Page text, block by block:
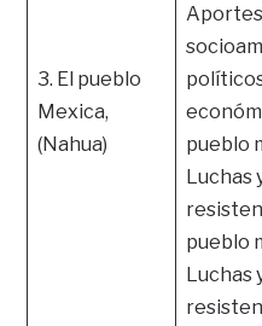
3. El pueblo
Mexica,
(Nahua)
Aportes
pueblo
Luchas
pueblo
Luchas